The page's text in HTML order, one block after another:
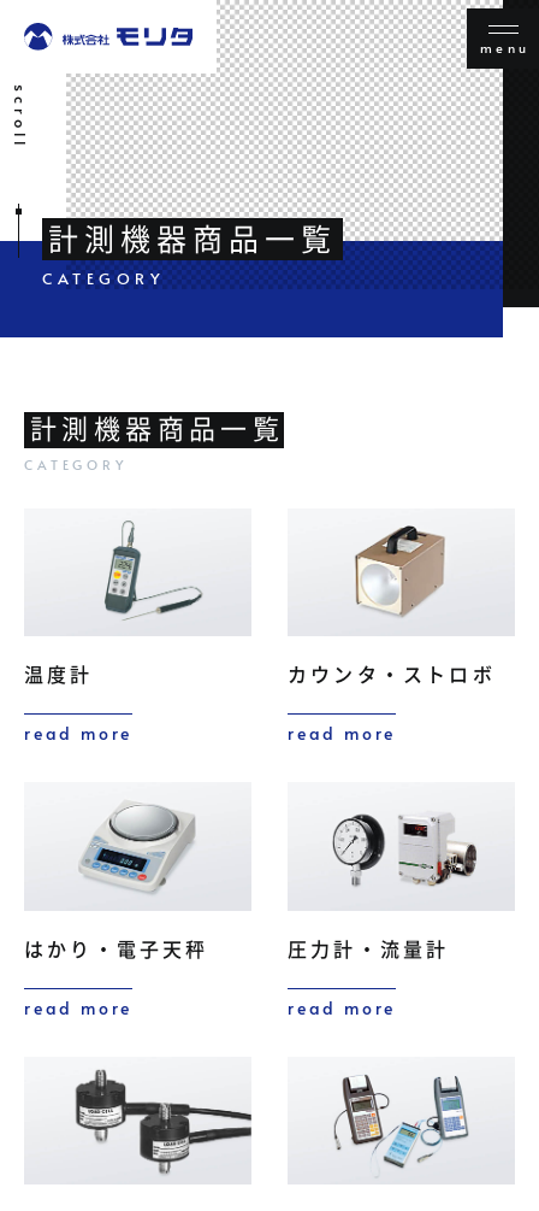
scroll
menu
計測機器商品一覧
計測機器商品一覧
温度計
read more
カウンタ・ストロボ
read more
はかり・電子天秤
read more
圧力計・流量計
read more